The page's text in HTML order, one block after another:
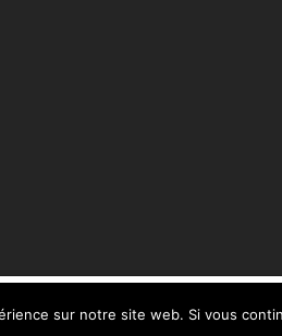
sur notre site web. Si vous